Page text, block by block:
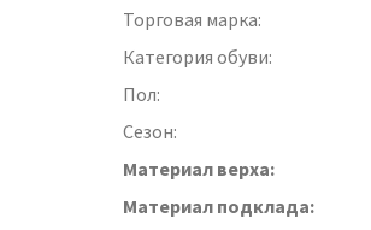
Торговая марка:
Категория обуви:
Пол:
Сезон:
Материал верха:
Материал подклада: